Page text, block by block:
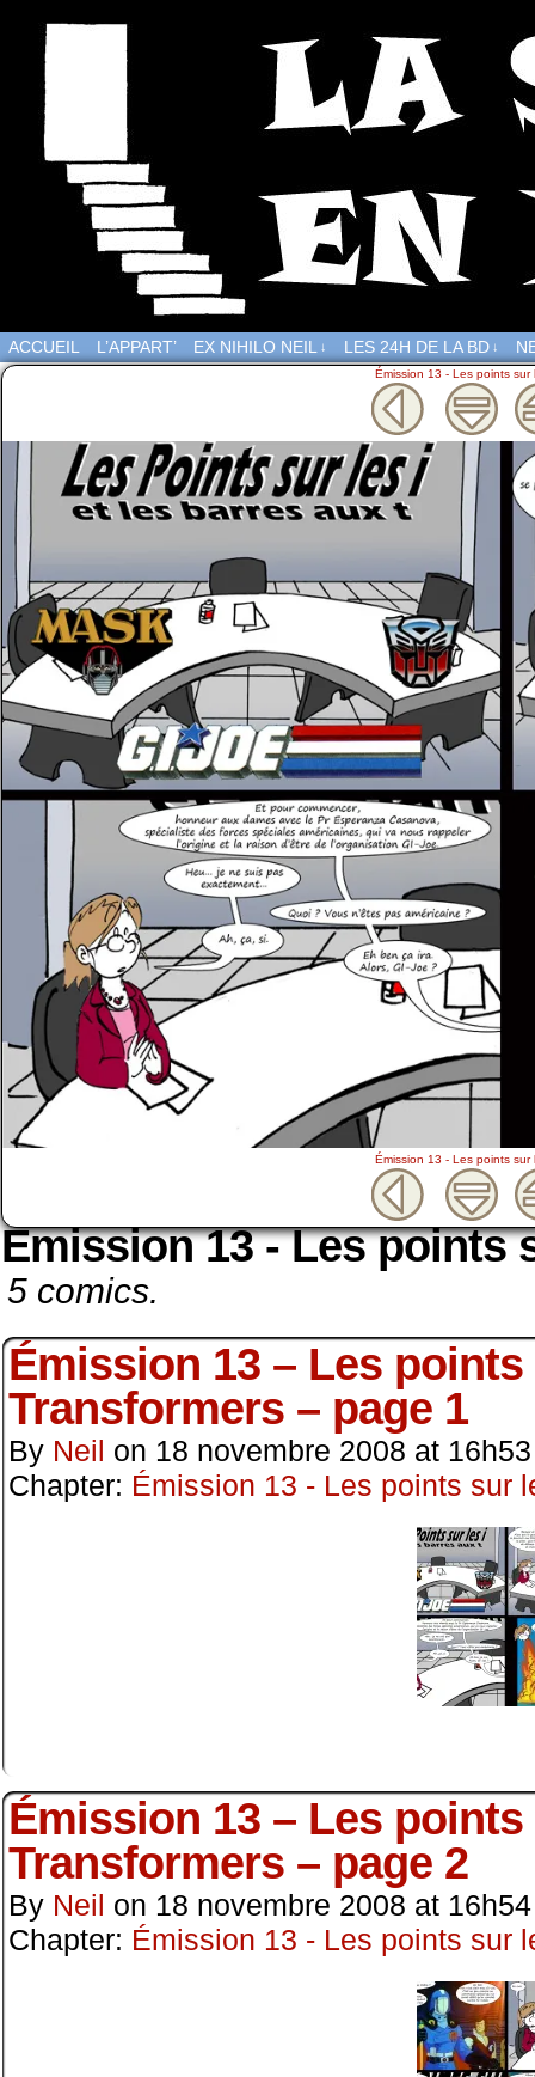
ACCUEIL L’APPART’ EX NIHILO NEIL ↓ LES 24H DE LA BD ↓
Émission 13 - Les points sur
Émission 13 - Les points sur
Émission 13 - Les points
5 comics.
Émission 13 – Les
Transformers – page 1
By Neil on 18 novembre 2008 at 16h53
Chapter: Émission 13 - Les points sur
Émission 13 – Les
Transformers – page 2
By Neil on 18 novembre 2008 at 16h54
Chapter: Émission 13 - Les points sur